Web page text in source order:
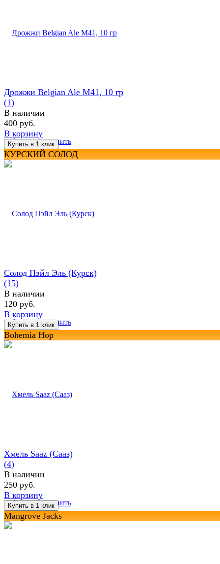
избранное сравнить
Дрожжи Belgian Ale M41, 10 гр
(1)
В наличии
400 руб.
В корзину
КУРСКИЙ СОЛОД
избранное сравнить
Солод Пэйл Эль (Курск)
(15)
В наличии
120 руб.
В корзину
Bohemia Hop
избранное сравнить
Хмель Saaz (Сааз)
(4)
В наличии
250 руб.
В корзину
Mangrove Jacks